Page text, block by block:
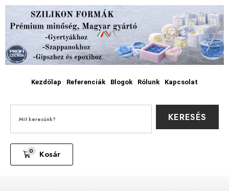
Kezdőlap Referenciák Blogok Rólunk Kapcsolat
KERESÉS
0 Kosár